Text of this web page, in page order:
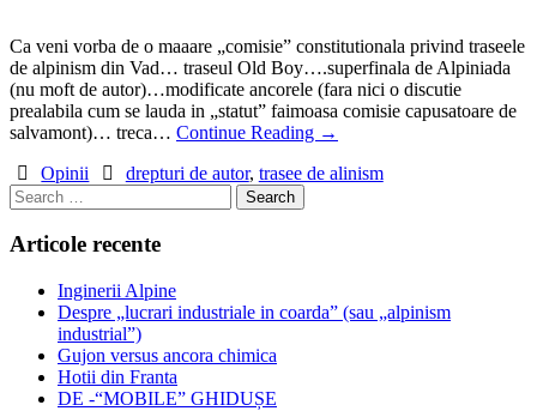
Ca veni vorba de o maaare „comisie” constitutionala privind traseele
de alpinism din Vad… traseul Old Boy….superfinala de Alpiniada
(nu moft de autor)…modificate ancorele (fara nici o discutie
prealabila cum se lauda in „statut” faimoasa comisie capusatoare de
salvamont)… treca… Continue Reading →
Opinii
drepturi de autor, trasee de alinism
Search
for:
Articole recente
Inginerii Alpine
Despre „lucrari industriale in coarda” (sau „alpinism
industrial”)
Gujon versus ancora chimica
Hotii din Franta
DE -“MOBILE” GHIDUȘE